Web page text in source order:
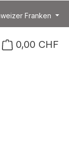
Franken
Produkte auf
0,00 CHF